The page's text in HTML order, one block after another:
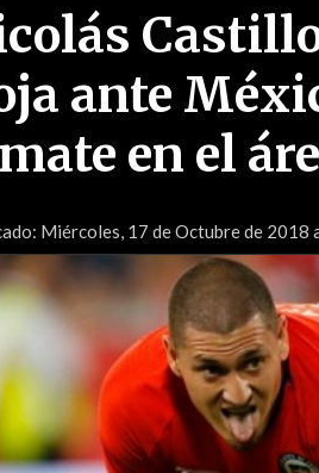
ante
en el
Miércoles, 17 de Octubre de 2018